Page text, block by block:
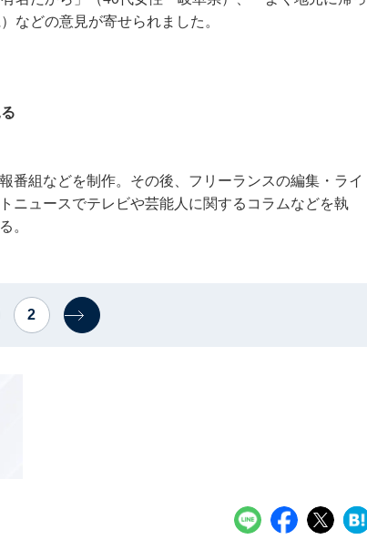
などの意見が寄せられました。
番組などを制作。その後、フリーランスの編集・ライ
ニュースでテレビや芸能人に関するコラムなどを執
。
2